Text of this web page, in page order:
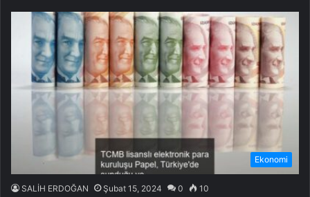
Ekonomi
SALİH ERDOĞAN Şubat 15, 2024 0 10